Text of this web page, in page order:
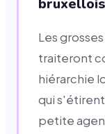
Les
traiteront
hiérarchie
qui
petite